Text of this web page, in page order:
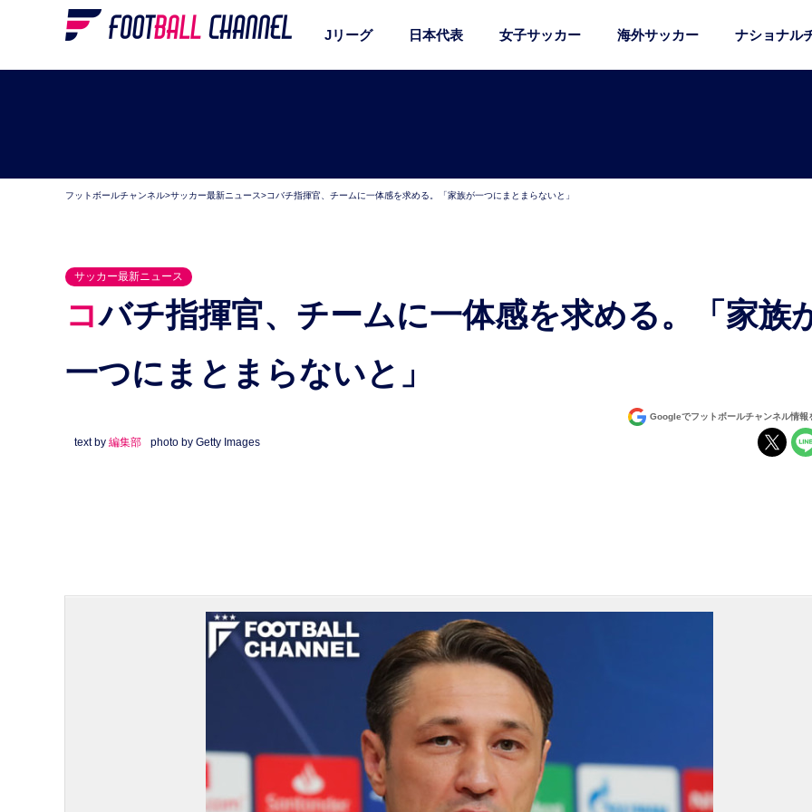
Jリーグ 日本代表 女子サッカー 海外サッカー ナショナル
フットボールチャンネル>サッカー最新ニュース>コバチ指揮官、チームに一体感を求める。「家族が一つにまとまらないと」
サッカー最新ニュース
コバチ指揮官、チームに一体感を求める。「家族が
一つにまとまらないと」
Googleでフットボールチャンネル情報
text by 編集部 photo by Getty Images